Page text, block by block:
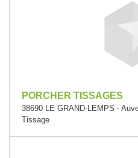
PORCHER TISSAGES
38690 LE GRAND-LEMPS -
Tissage